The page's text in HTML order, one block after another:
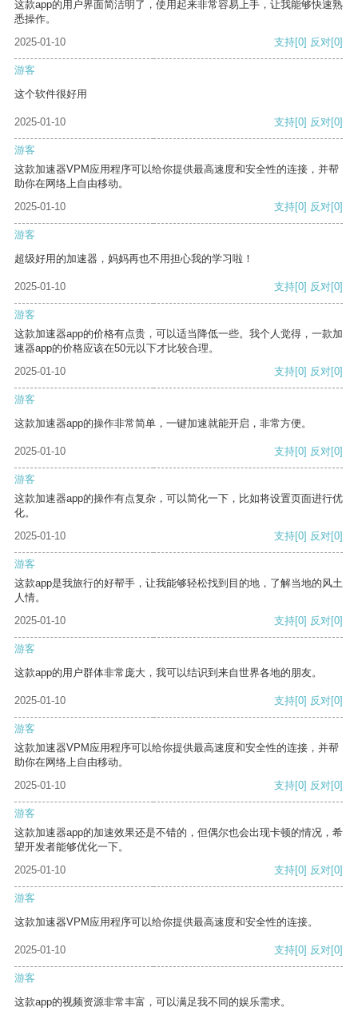
这款app的用户界面简洁明了，使用起来非常容易上手，让我能够快速熟
悉操作。
2025-01-10
支持[0] 反对[0]
游客
这个软件很好用
2025-01-10 支持[0] 反对[0]
游客
这款加速器VPM应用程序可以给你提供最高速度和安全性的连接，并帮
助你在网络上自由移动。
2025-01-10
支持[0] 反对[0]
游客
超级好用的加速器，妈妈再也不用担心我的学习啦！
2025-01-10 支持[0] 反对[0]
游客
这款加速器app的价格有点贵，可以适当降低一些。我个人觉得，一款加
速器app的价格应该在50元以下才比较合理。
2025-01-10
支持[0] 反对[0]
游客
这款加速器app的操作非常简单，一键加速就能开启，非常方便。
2025-01-10 支持[0] 反对[0]
游客
这款加速器app的操作有点复杂，可以简化一下，比如将设置页面进行优
化。
2025-01-10
支持[0] 反对[0]
游客
这款app是我旅行的好帮手，让我能够轻松找到目的地，了解当地的风土
人情。
2025-01-10
支持[0] 反对[0]
游客
这款app的用户群体非常庞大，我可以结识到来自世界各地的朋友。
2025-01-10 支持[0] 反对[0]
游客
这款加速器VPM应用程序可以给你提供最高速度和安全性的连接，并帮
助你在网络上自由移动。
2025-01-10
支持[0] 反对[0]
游客
这款加速器app的加速效果还是不错的，但偶尔也会出现卡顿的情况，希
望开发者能够优化一下。
2025-01-10
支持[0] 反对[0]
游客
这款加速器VPM应用程序可以给你提供最高速度和安全性的连接。
2025-01-10 支持[0] 反对[0]
游客
这款app的视频资源非常丰富，可以满足我不同的娱乐需求。